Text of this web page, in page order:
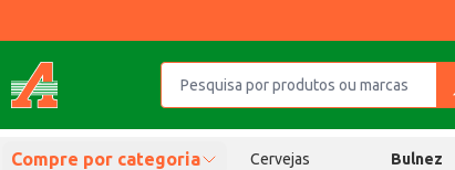
Compre por categoria Cervejas Bulnez